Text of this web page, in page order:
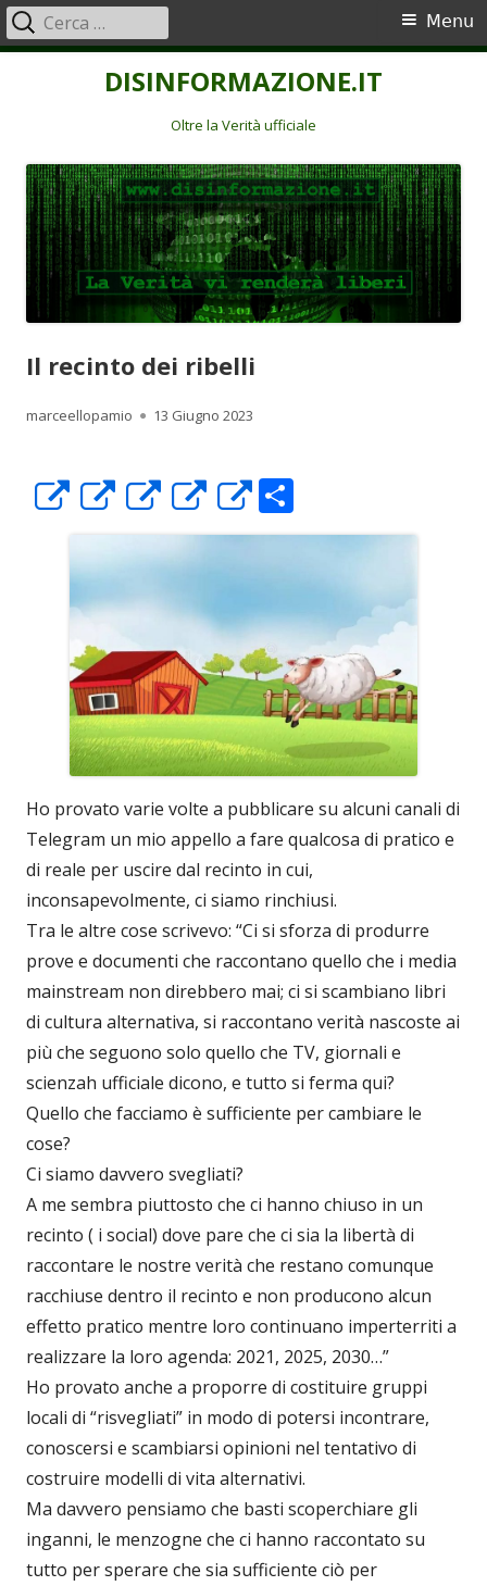
DISINFORMAZIONE.IT
Oltre la Verità ufficiale
Menu
principale
Menu
Ricerca
per:
Il recinto dei ribelli
Autore
marceellopamio Pubblicato
13 Giugno 2023
Apre
in
una
nuova
finestra
Apre
in
una
nuova
finestra
Apre
in
una
nuova
finestra
Apre
in
una
finestra
Apre
in
una
nuova
finestra
o
vi
di
Ho provato varie volte a pubblicare su alcuni canali di
Telegram un mio appello a fare qualcosa di pratico e
di reale per uscire dal recinto in cui,
inconsapevolmente, ci siamo rinchiusi.
Tra le altre cose scrivevo: “Ci si sforza di produrre
prove e documenti che raccontano quello che i media
mainstream non direbbero mai; ci si scambiano libri
di cultura alternativa, si raccontano verità nascoste ai
più che seguono solo quello che TV, giornali e
scienzah ufficiale dicono, e tutto si ferma qui?
Quello che facciamo è sufficiente per cambiare le
cose?
Ci siamo davvero svegliati?
A me sembra piuttosto che ci hanno chiuso in un
recinto ( i social) dove pare che ci sia la libertà di
raccontare le nostre verità che restano comunque
racchiuse dentro il recinto e non producono alcun
effetto pratico mentre loro continuano imperterriti a
realizzare la loro agenda: 2021, 2025, 2030…”
Ho provato anche a proporre di costituire gruppi
locali di “risvegliati” in modo di potersi incontrare,
conoscersi e scambiarsi opinioni nel tentativo di
costruire modelli di vita alternativi.
Ma davvero pensiamo che basti scoperchiare gli
inganni, le menzogne che ci hanno raccontato su
tutto per sperare che sia sufficiente ciò per